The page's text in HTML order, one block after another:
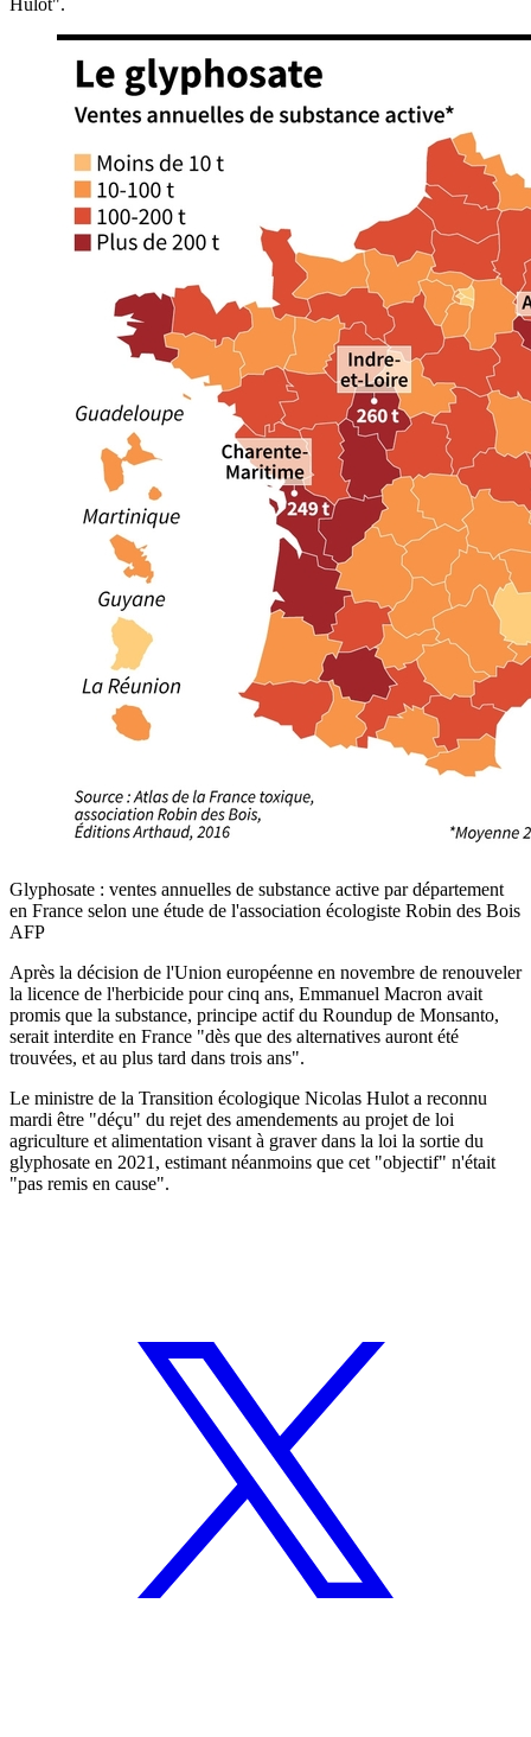
Glyphosate : ventes annuelles de substance active par département
en France selon une étude de l'association écologiste Robin des Bois
AFP
Après la décision de l'Union européenne en novembre de renouveler
la licence de l'herbicide pour cinq ans, Emmanuel Macron avait
promis que la substance, principe actif du Roundup de Monsanto,
serait interdite en France "dès que des alternatives auront été
trouvées, et au plus tard dans trois ans".
Le ministre de la Transition écologique Nicolas Hulot a reconnu
mardi être "déçu" du rejet des amendements au projet de loi
agriculture et alimentation visant à graver dans la loi la sortie du
glyphosate en 2021, estimant néanmoins que cet "objectif" n'était
"pas remis en cause".